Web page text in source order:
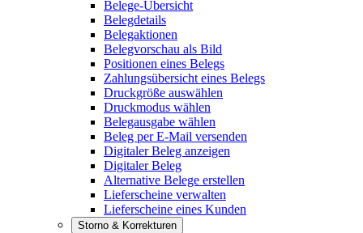
Belege-Übersicht
Belegdetails
Belegaktionen
Belegvorschau als Bild
Positionen eines Belegs
Zahlungsübersicht eines Belegs
Druckgröße auswählen
Druckmodus wählen
Belegausgabe wählen
Beleg per E-Mail versenden
Digitaler Beleg anzeigen
Digitaler Beleg
Alternative Belege erstellen
Lieferscheine verwalten
Lieferscheine eines Kunden
Storno & Korrekturen